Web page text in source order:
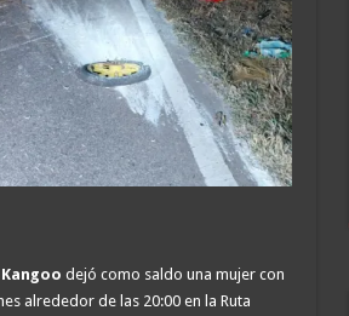
dejó como saldo una mujer con
alrededor de las 20:00 en la Ruta